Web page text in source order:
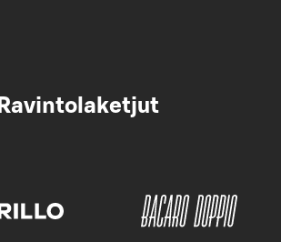
Ravintolaketjut